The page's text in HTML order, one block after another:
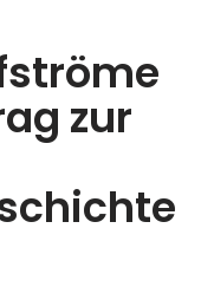
zur